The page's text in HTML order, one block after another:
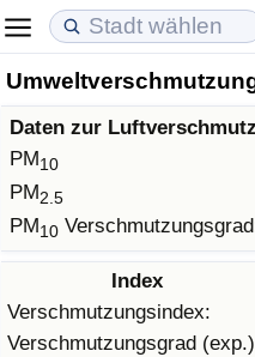
Daten zur
PM10
PM2.5
PM10
Index
Verschmutzungsindex:
Verschmutzungsgrad
Lebenshaltungskosten
Lebenshaltungskosten-
Lebenshaltungskosten-
Lebenshaltungskosten-
in Akaba
Immobilienpreise
Immobilienpreis-Index
Immobilienpreis-Index
Immobilienpreis-Index
Lebensqualität
Lebensqualität-Index
Lebensqualität-Index
Lebensqualitätsindex
Kriminalität